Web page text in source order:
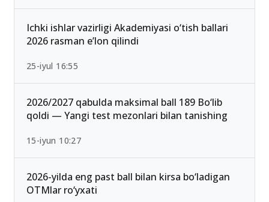
mumkin bo‘lgan yo‘nalishlar
13-iyun 00:02
Ichki ishlar vazirligi Akademiyasi o‘tish ballari
2026 rasman e’lon qilindi
25-iyul 16:55
2026/2027 qabulda maksimal ball 189 Bo‘lib
qoldi — Yangi test mezonlari bilan tanishing
15-iyun 10:27